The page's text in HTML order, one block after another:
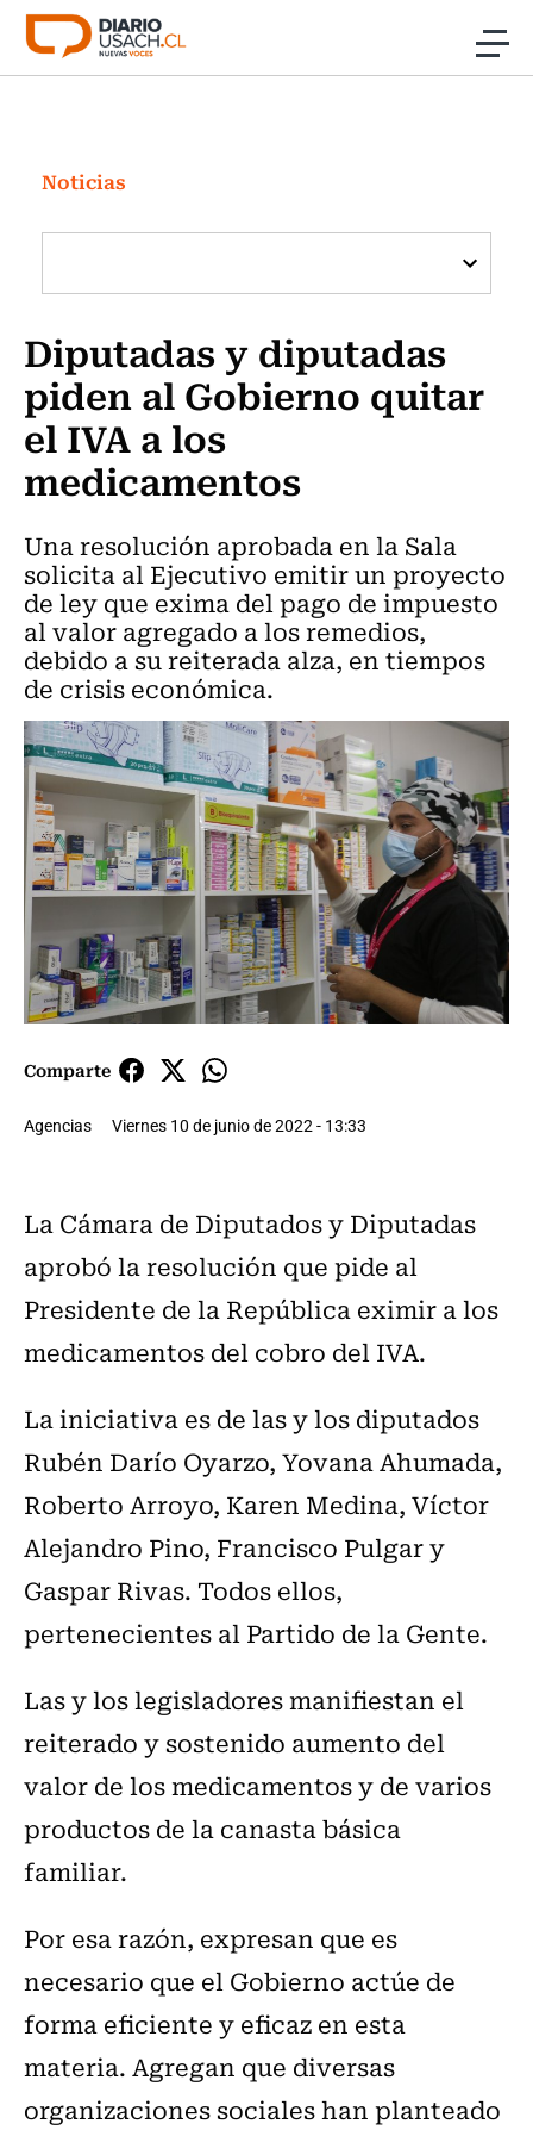
Click acá para ir directamente al contenido
Investigación
Cultura
Programas Radio y TV Usach
Noticias
Diputadas y diputadas
piden al Gobierno quitar
el IVA a los
medicamentos
Una resolución aprobada en la Sala
solicita al Ejecutivo emitir un proyecto
de ley que exima del pago de impuesto
al valor agregado a los remedios,
debido a su reiterada alza, en tiempos
de crisis económica.
Comparte
Agencias Viernes 10 de junio de 2022 - 13:33
La Cámara de Diputados y Diputadas
aprobó la resolución que pide al
Presidente de la República eximir a los
medicamentos del cobro del IVA.
La iniciativa es de las y los diputados
Rubén Darío Oyarzo, Yovana Ahumada,
Roberto Arroyo, Karen Medina, Víctor
Alejandro Pino, Francisco Pulgar y
Gaspar Rivas. Todos ellos,
pertenecientes al Partido de la Gente.
Las y los legisladores manifiestan el
reiterado y sostenido aumento del
valor de los medicamentos y de varios
productos de la canasta básica
familiar.
Por esa razón, expresan que es
necesario que el Gobierno actúe de
forma eficiente y eficaz en esta
materia. Agregan que diversas
organizaciones sociales han planteado